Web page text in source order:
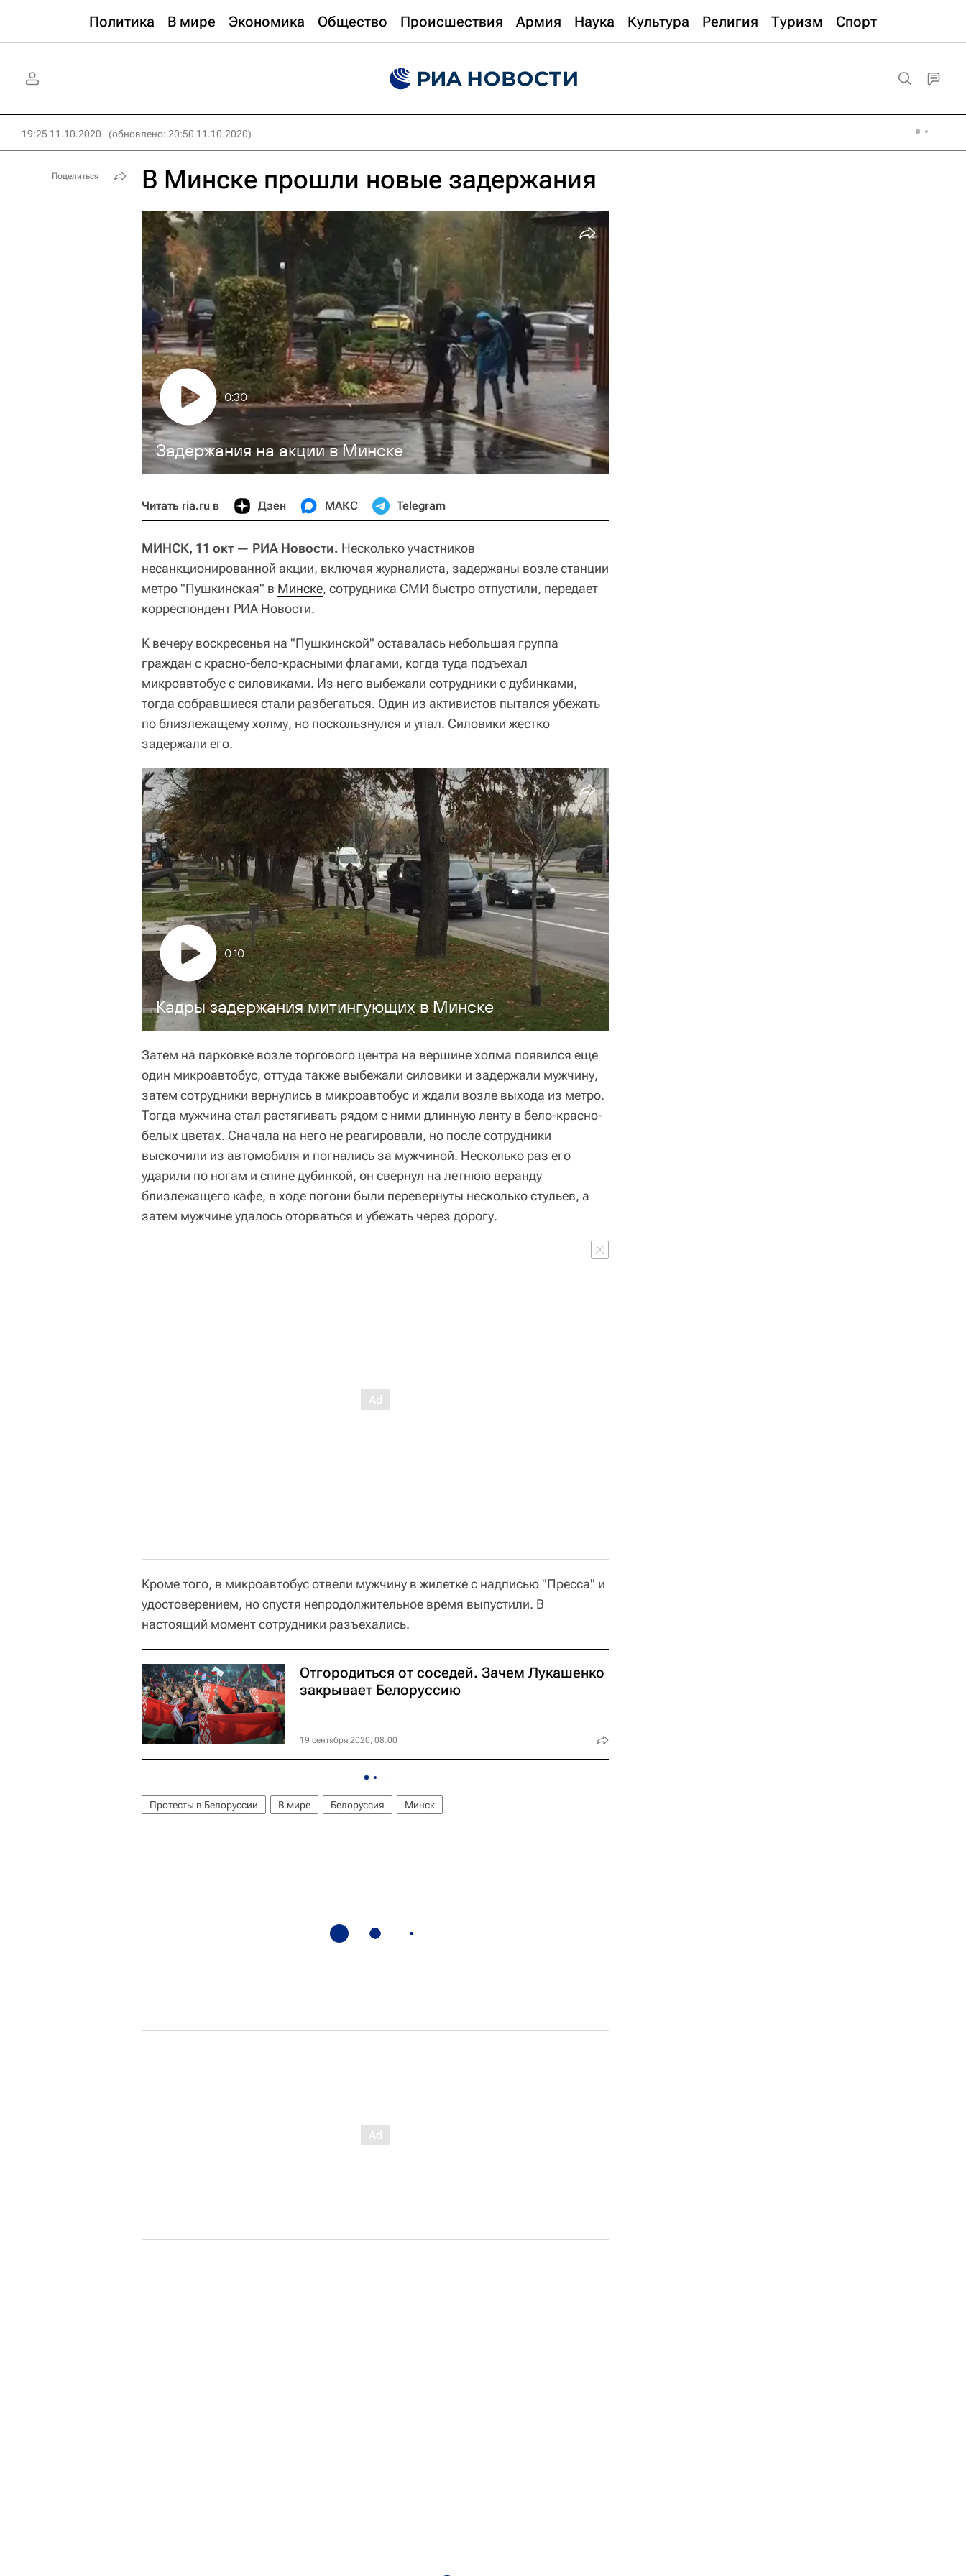
Политика В мире Экономика Общество Происшествия Армия Наука Культура Религия Туризм Спорт
19:25 11.10.2020 (обновлено: 20:50 11.10.2020)
В Минске прошли новые задержания
Задержания на акции в Минске
0:30
Читать ria.ru в Дзен МАКС Telegram
МИНСК, 11 окт — РИА Новости. Несколько участников
несанкционированной акции, включая журналиста, задержаны возле станции
метро "Пушкинская" в Минске, сотрудника СМИ быстро отпустили, передает
корреспондент РИА Новости.
К вечеру воскресенья на "Пушкинской" оставалась небольшая группа
граждан с красно-бело-красными флагами, когда туда подъехал
микроавтобус с силовиками. Из него выбежали сотрудники с дубинками,
тогда собравшиеся стали разбегаться. Один из активистов пытался убежать
по близлежащему холму, но поскользнулся и упал. Силовики жестко
задержали его.
Кадры задержания митингующих в Минске
0:10
Затем на парковке возле торгового центра на вершине холма появился еще
один микроавтобус, оттуда также выбежали силовики и задержали мужчину,
затем сотрудники вернулись в микроавтобус и ждали возле выхода из метро.
Тогда мужчина стал растягивать рядом с ними длинную ленту в бело-красно-
белых цветах. Сначала на него не реагировали, но после сотрудники
выскочили из автомобиля и погнались за мужчиной. Несколько раз его
ударили по ногам и спине дубинкой, он свернул на летнюю веранду
близлежащего кафе, в ходе погони были перевернуты несколько стульев, а
затем мужчине удалось оторваться и убежать через дорогу.
Кроме того, в микроавтобус отвели мужчину в жилетке с надписью "Пресса" и
удостоверением, но спустя непродолжительное время выпустили. В
настоящий момент сотрудники разъехались.
Отгородиться от соседей. Зачем Лукашенко
закрывает Белоруссию
19 сентября 2020, 08:00
Протесты в Белоруссии В мире Белоруссия Минск
Поделиться